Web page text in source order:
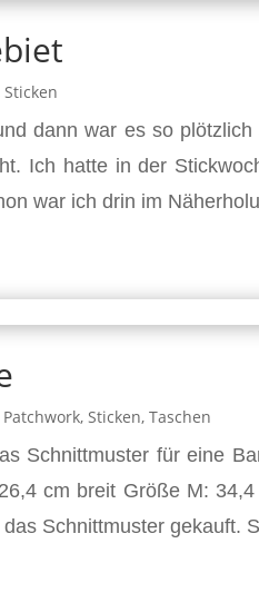
Sticken
dann war es so
Ich hatte in der
war ich drin im
Patchwork,Sticken,Taschen
Schnittmuster für eine
cm breit Größe M:
Schnittmuster gekauft.